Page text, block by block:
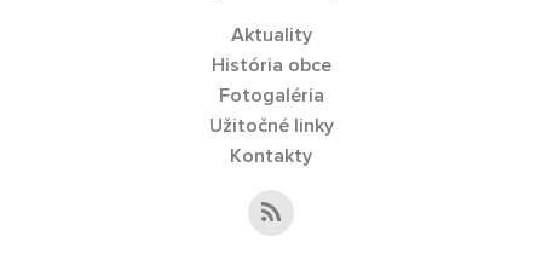
Aktuality
História obce
Fotogaléria
Užitočné linky
Kontakty